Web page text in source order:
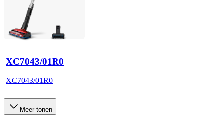
XC7043/01R0
XC7043/01R0
Meer tonen